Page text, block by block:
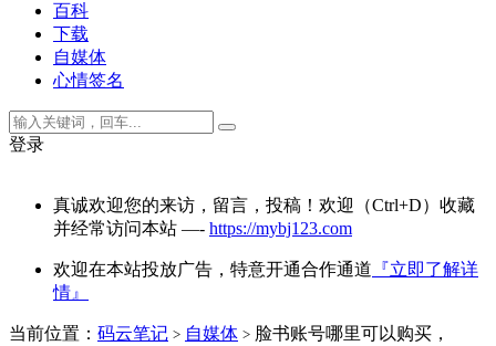
百科
下载
自媒体
心情签名
登录
真诚欢迎您的来访，留言，投稿！欢迎（Ctrl+D）收藏
并经常访问本站 —- https://mybj123.com
欢迎在本站投放广告，特意开通合作通道 『立即了解详
情』
当前位置： 码云笔记 > 自媒体 > 脸书账号哪里可以购买，